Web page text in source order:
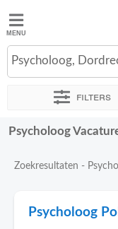
Jobted
Vacatures
Salarissen
Psycholoog,
Filters
Sorteer op Exacte
Psycholoog
Zoekresultaten -
Psycholoog